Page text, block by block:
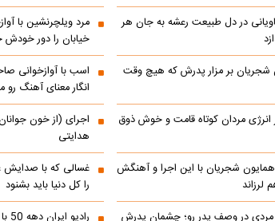
در دل طبیعت رعشه به جان هر
مرد ویلچرنشین با
خیابان را دور
شجریان بر مزار پدرش که هیچ وقت
اسب با آوازخوانی
انگار معنای آهنگ رو
انرژی مردان کوتاه قامت و خوش ذوق
اجرای (از خون
هدایتی
همایون شجریان با این اجرا و آهنگش
غسالی که با صدایش
را کل دنیا باید بشنود
مردی در وصف پدر رو؛ چشمان پدرش